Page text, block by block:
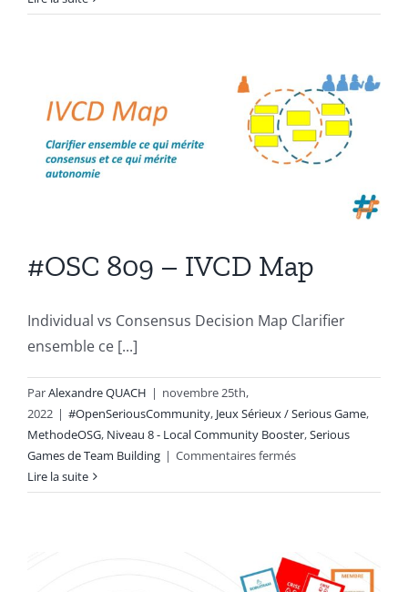
#OSC 809 – IVCD Map
Individual vs Consensus Decision Map Clarifier
ensemble ce [...]
ParAlexandre QUACH | novembre 25th,
2022 | #OpenSeriousCommunity, Jeux Sérieux / Serious Game,
MethodeOSG, Niveau 8 - Local Community Booster,Serious
Games de Team Building | Commentaires ferméssur
809
Map
Lire la suite